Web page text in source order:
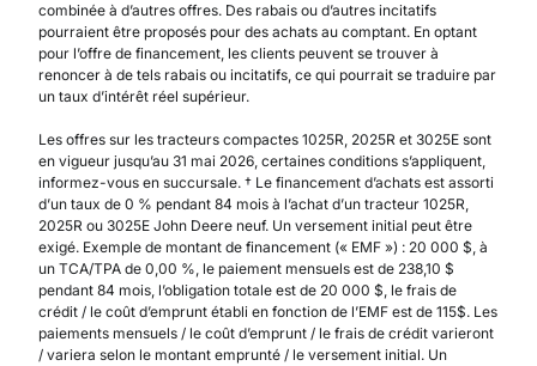
combinée à d’autres offres. Des rabais ou d’autres incitatifs
pourraient être proposés pour des achats au comptant. En optant
pour l’offre de financement, les clients peuvent se trouver à
renoncer à de tels rabais ou incitatifs, ce qui pourrait se traduire par
un taux d’intérêt réel supérieur.
Les offres sur les tracteurs compactes 1025R, 2025R et 3025E sont
en vigueur jusqu’au 31 mai 2026, certaines conditions s’appliquent,
informez-vous en succursale. † Le financement d’achats est assorti
d’un taux de 0 % pendant 84 mois à l’achat d’un tracteur 1025R,
2025R ou 3025E John Deere neuf. Un versement initial peut être
exigé. Exemple de montant de financement (« EMF ») : 20 000 $, à
un TCA/TPA de 0,00 %, le paiement mensuels est de 238,10 $
pendant 84 mois, l’obligation totale est de 20 000 $, le frais de
crédit / le coût d’emprunt établi en fonction de l’EMF est de 115$. Les
paiements mensuels / le coût d’emprunt / le frais de crédit varieront
/ variera selon le montant emprunté / le versement initial. Un